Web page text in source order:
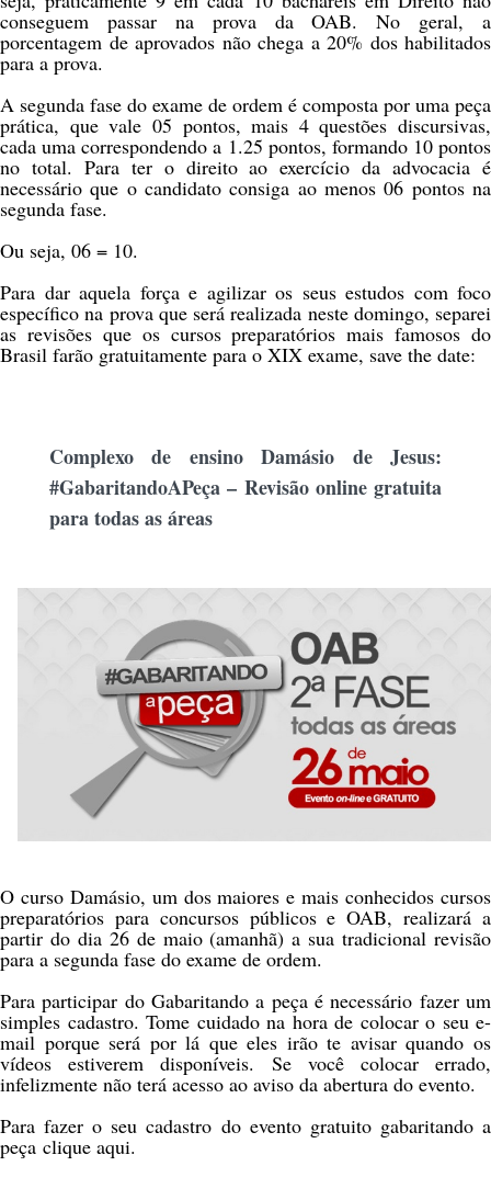
conseguem passar na prova da OAB. No geral, a
porcentagem de aprovados não chega a 20% dos habilitados
para a prova.
A segunda fase do exame de ordem é composta por uma peça
prática, que vale 05 pontos, mais 4 questões discursivas,
cada uma correspondendo a 1.25 pontos, formando 10 pontos
no total. Para ter o direito ao exercício da advocacia é
necessário que o candidato consiga ao menos 06 pontos na
segunda fase.
Ou seja, 06 = 10.
Para dar aquela força e agilizar os seus estudos com foco
específico na prova que será realizada neste domingo, separei
as revisões que os cursos preparatórios mais famosos do
Brasil farão gratuitamente para o XIX exame, save the date:
Complexo de ensino Damásio de Jesus:
#GabaritandoAPeça – Revisão online gratuita
para todas as áreas
O curso Damásio, um dos maiores e mais conhecidos cursos
preparatórios para concursos públicos e OAB, realizará a
partir do dia 26 de maio (amanhã) a sua tradicional revisão
para a segunda fase do exame de ordem.
Para participar do Gabaritando a peça é necessário fazer um
simples cadastro. Tome cuidado na hora de colocar o seu e-
mail porque será por lá que eles irão te avisar quando os
vídeos estiverem disponíveis. Se você colocar errado,
infelizmente não terá acesso ao aviso da abertura do evento.
Para fazer o seu cadastro do evento gratuito gabaritando a
peça clique aqui.